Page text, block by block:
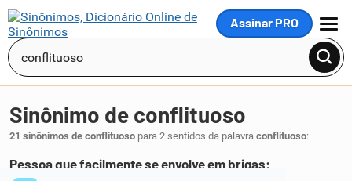
Assinar PRO
MENU
Sinônimo de conflituoso
21 sinônimos de conflituoso para 2 sentidos da palavra conflituoso:
Pessoa que facilmente se envolve em brigas: